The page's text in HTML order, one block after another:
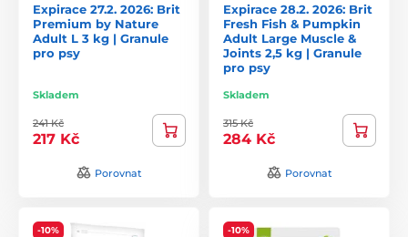
Expirace 27.2. 2026: Brit
Premium by Nature
Adult L 3 kg | Granule
pro psy
Skladem
241 Kč
217 Kč
Porovnat
Expirace 28.2. 2026: Brit
Fresh Fish & Pumpkin
Adult Large Muscle &
Joints 2,5 kg | Granule
pro psy
Skladem
315 Kč
284 Kč
Porovnat
-10% -10%